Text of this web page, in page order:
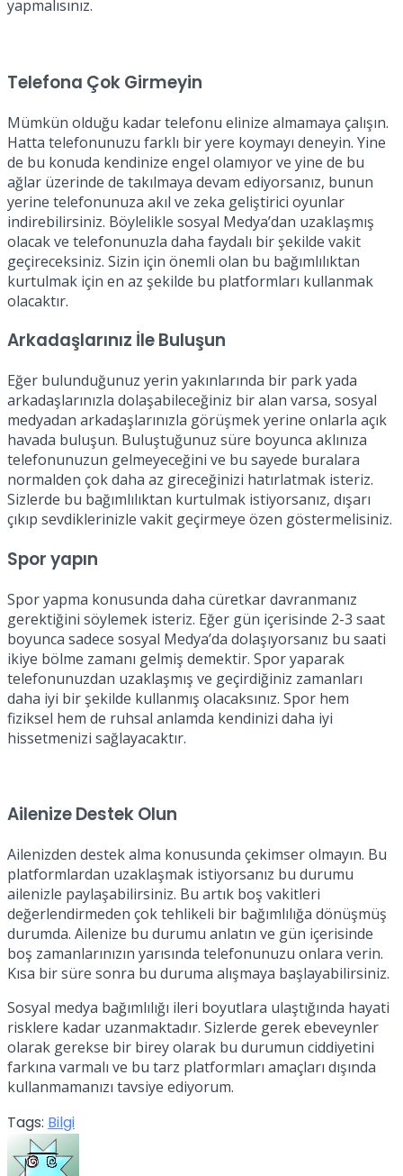
yapmalısınız.
Telefona Çok Girmeyin
Mümkün olduğu kadar telefonu elinize almamaya çalışın.
Hatta telefonunuzu farklı bir yere koymayı deneyin. Yine
de bu konuda kendinize engel olamıyor ve yine de bu
ağlar üzerinde de takılmaya devam ediyorsanız, bunun
yerine telefonunuza akıl ve zeka geliştirici oyunlar
indirebilirsiniz. Böylelikle sosyal Medya’dan uzaklaşmış
olacak ve telefonunuzla daha faydalı bir şekilde vakit
geçireceksiniz. Sizin için önemli olan bu bağımlılıktan
kurtulmak için en az şekilde bu platformları kullanmak
olacaktır.
Arkadaşlarınız İle Buluşun
Eğer bulunduğunuz yerin yakınlarında bir park yada
arkadaşlarınızla dolaşabileceğiniz bir alan varsa, sosyal
medyadan arkadaşlarınızla görüşmek yerine onlarla açık
havada buluşun. Buluştuğunuz süre boyunca aklınıza
telefonunuzun gelmeyeceğini ve bu sayede buralara
normalden çok daha az gireceğinizi hatırlatmak isteriz.
Sizlerde bu bağımlılıktan kurtulmak istiyorsanız, dışarı
çıkıp sevdiklerinizle vakit geçirmeye özen göstermelisiniz.
Spor yapın
Spor yapma konusunda daha cüretkar davranmanız
gerektiğini söylemek isteriz. Eğer gün içerisinde 2-3 saat
boyunca sadece sosyal Medya’da dolaşıyorsanız bu saati
ikiye bölme zamanı gelmiş demektir. Spor yaparak
telefonunuzdan uzaklaşmış ve geçirdiğiniz zamanları
daha iyi bir şekilde kullanmış olacaksınız. Spor hem
fiziksel hem de ruhsal anlamda kendinizi daha iyi
hissetmenizi sağlayacaktır.
Ailenize Destek Olun
Ailenizden destek alma konusunda çekimser olmayın. Bu
platformlardan uzaklaşmak istiyorsanız bu durumu
ailenizle paylaşabilirsiniz. Bu artık boş vakitleri
değerlendirmeden çok tehlikeli bir bağımlılığa dönüşmüş
durumda. Ailenize bu durumu anlatın ve gün içerisinde
boş zamanlarınızın yarısında telefonunuzu onlara verin.
Kısa bir süre sonra bu duruma alışmaya başlayabilirsiniz.
Sosyal medya bağımlılığı ileri boyutlara ulaştığında hayati
risklere kadar uzanmaktadır. Sizlerde gerek ebeveynler
olarak gerekse bir birey olarak bu durumun ciddiyetini
farkına varmalı ve bu tarz platformları amaçları dışında
kullanmamanızı tavsiye ediyorum.
Tags: Bilgi